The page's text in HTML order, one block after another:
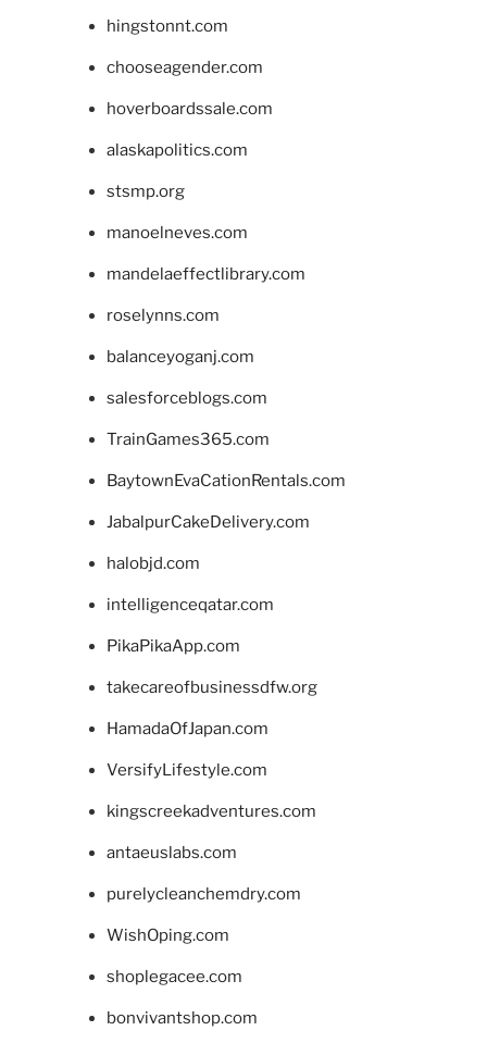
hingstonnt.com
chooseagender.com
hoverboardssale.com
alaskapolitics.com
stsmp.org
manoelneves.com
mandelaeffectlibrary.com
roselynns.com
balanceyoganj.com
salesforceblogs.com
TrainGames365.com
BaytownEvaCationRentals.com
JabalpurCakeDelivery.com
halobjd.com
intelligenceqatar.com
PikaPikaApp.com
takecareofbusinessdfw.org
HamadaOfJapan.com
VersifyLifestyle.com
kingscreekadventures.com
antaeuslabs.com
purelycleanchemdry.com
WishOping.com
shoplegacee.com
bonvivantshop.com